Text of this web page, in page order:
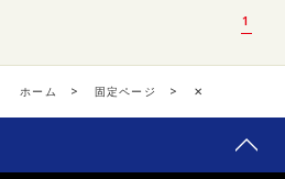
1
ホーム > 固定ページ > ✕